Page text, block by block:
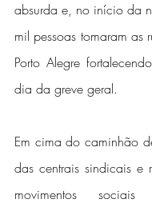
absurda e, no início da
mil pessoas tomaram as
Porto Alegre
dia da greve geral.
Em cima do caminhão
das centrais sindicais e
movimentos